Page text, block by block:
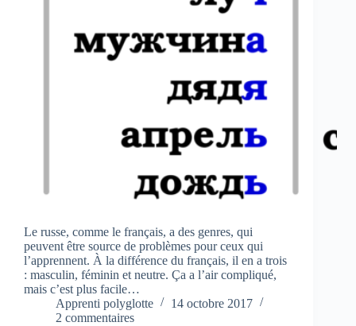
Le russe, comme le français, a des genres, qui
peuvent être source de problèmes pour ceux qui
l’apprennent. À la différence du français, il en a trois
: masculin, féminin et neutre. Ça a l’air compliqué,
mais c’est plus facile…
Apprenti polyglotte
14 octobre 2017
2 commentaires